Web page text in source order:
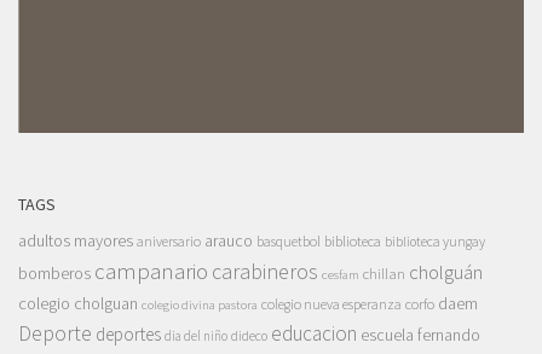
TAGS
adultos mayores aniversario arauco basquetbol biblioteca biblioteca yungay
bomberos campanario carabineros cesfam chillan cholguán
colegio cholguan colegio divina pastora colegio nueva esperanza corfo daem
Deporte deportes dia del niño dideco educacion escuela fernando